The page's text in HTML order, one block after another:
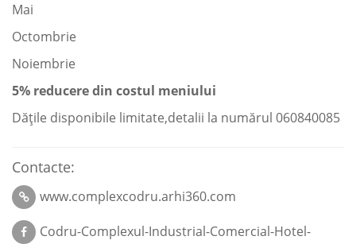
Mai
Octombrie
Noiembrie
5% reducere din costul meniului
Dățile disponibile limitate,detalii la numărul 060840085
Contacte:
www.complexcodru.arhi360.com
Codru-Complexul-Industrial-Comercial-Hotel-